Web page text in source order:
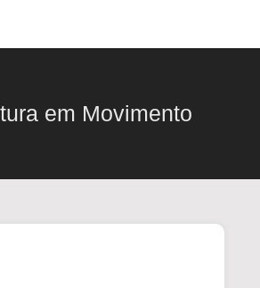
em Movimento